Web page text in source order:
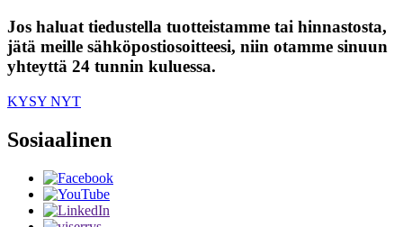
Jos haluat tiedustella tuotteistamme tai hinnastosta,
jätä meille sähköpostiosoitteesi, niin otamme sinuun
yhteyttä 24 tunnin kuluessa.
KYSY NYT
Sosiaalinen